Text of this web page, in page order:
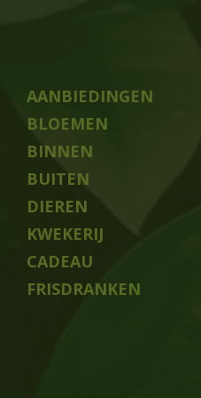
AANBIEDINGEN
BLOEMEN
BINNEN
BUITEN
DIEREN
KWEKERIJ
CADEAU
FRISDRANKEN